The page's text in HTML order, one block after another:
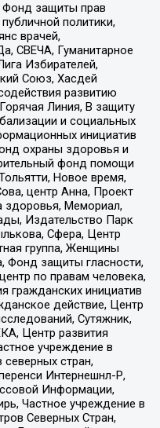
Фонд защиты прав
политики,
врачей,
СВЕЧА, Гуманитарное
Избирателей,
Союз, Хасдей
развитию
Линия, В защиту
и социальных
инициатив
охраны здоровья и
фонд помощи
Новое время,
центр Анна, Проект
здоровья, Мемориал,
Издательство Парк
Сфера, Центр
группа, Женщины
Фонд защиты гласности,
по правам человека,
гражданских инициатив
действие, Центр
Сутяжник,
Центр развития
учреждение в
стран,
Интернешнл-Р,
Информации,
Частное учреждение в
Северных Стран,